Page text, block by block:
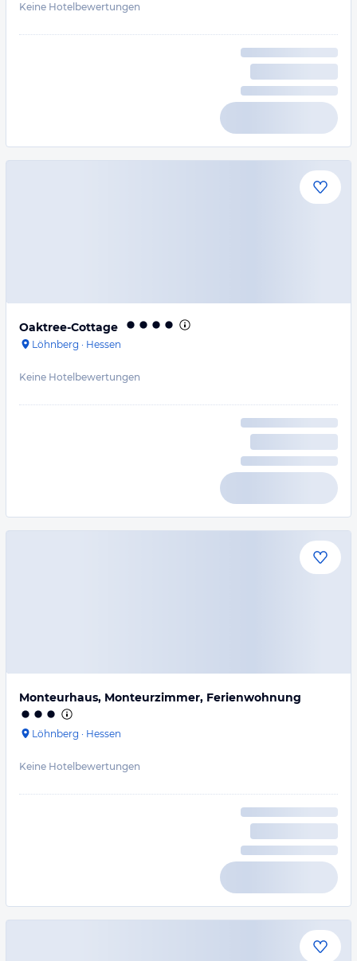
Keine Hotelbewertungen
Oaktree-Cottage
Löhnberg · Hessen
Keine Hotelbewertungen
Monteurhaus, Monteurzimmer, Ferienwohnung
Löhnberg · Hessen
Keine Hotelbewertungen